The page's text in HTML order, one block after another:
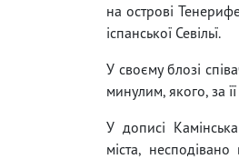
на острові
іспанської Севільї.
У своєму блозі
минулим, якого, за
У дописі
міста,